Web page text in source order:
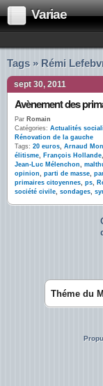
Variae
Tags » Rémi
sept 30, 2011
Avènement des
Par Romain
Catégories: Actualités
Rénovation de la gauche
Tags: 20 euros, Arnaud
élitisme, François Hollande,
Jean-Luc Mélenchon,
opinion, parti de masse,
primaires citoyennes, ps,
société civile, sondages,
Théme du